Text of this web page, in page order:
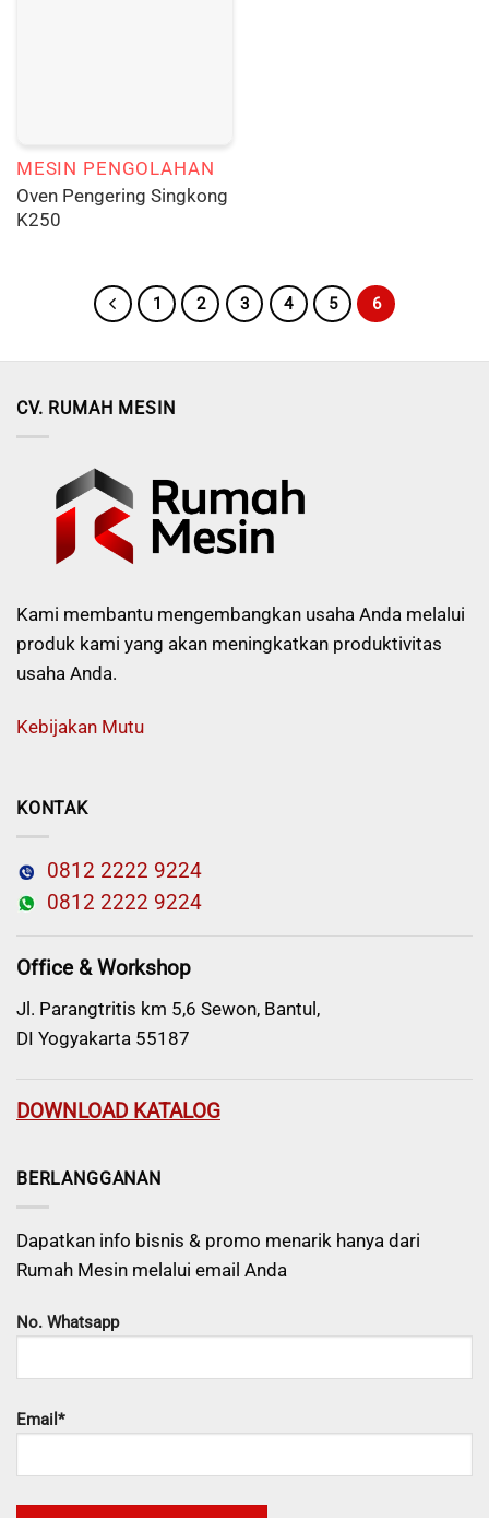
MESIN PENGOLAHAN
Oven Pengering Singkong
K250
1 2 3 4 5 6
CV. RUMAH MESIN
Kami membantu mengembangkan usaha Anda melalui
produk kami yang akan meningkatkan produktivitas
usaha Anda.
Kebijakan Mutu
KONTAK
0812 2222 9224
0812 2222 9224
Office & Workshop
Jl. Parangtritis km 5,6 Sewon, Bantul,
DI Yogyakarta 55187
DOWNLOAD KATALOG
BERLANGGANAN
Dapatkan info bisnis & promo menarik hanya dari
Rumah Mesin melalui email Anda
No. Whatsapp
Email*